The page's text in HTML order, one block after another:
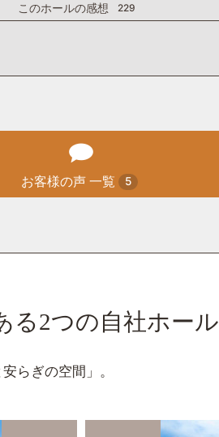
このホールの感想 229
お客様の声 一覧 5
る2つの自社ホール
らぎの空間」。